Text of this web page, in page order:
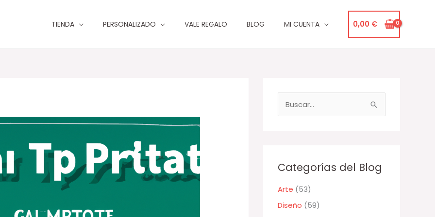
TIENDA PERSONALIZADO VALE REGALO BLOG MI CUENTA 0,00 €
a
p
o
Categorías del Blog
Arte (53)
Diseño (59)